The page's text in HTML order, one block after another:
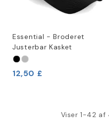
Essential - Broderet
Justerbar Kasket
12,50 £
Viser 1-42 af